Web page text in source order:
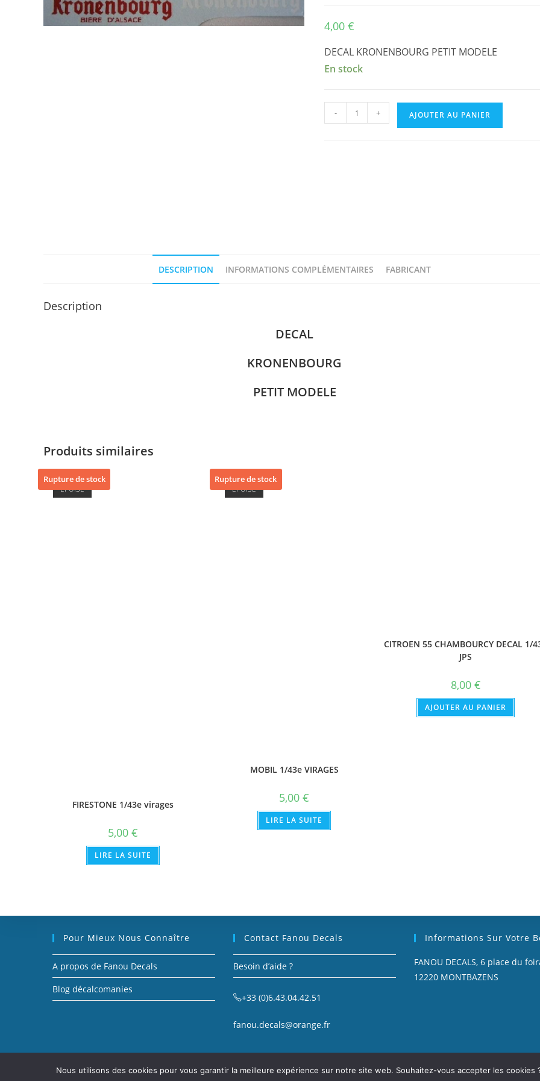
4,00€
DECAL KRONENBOURG PETIT MODELE
En stock
quantité
de
- + AJOUTER AU PANIER
DESCRIPTION INFORMATIONS COMPLÉMENTAIRES FABRICANT
Description
DECAL
KRONENBOURG
PETIT MODELE
Produits similaires
Rupture de stock
ÉPUISÉ
FIRESTONE 1/43e virages
5,00€
LIRE LA SUITE
Rupture de stock
ÉPUISÉ
MOBIL 1/43e VIRAGES
5,00€
LIRE LA SUITE
CITROEN 55 CHAMBOURCY DECAL 1/
JPS
8,00 €
AJOUTER AU PANIER
Pour Mieux Nous Connaître
A propos de Fanou Decals
Blog décalcomanies
Contact Fanou Decals
Besoin d’aide ?
+33 (0)6.43.04.42.51
fanou.decals@orange.fr
Informations Sur Votre
FANOU DECALS, 6 place du
12220 MONTBAZENS
Copyright Fanou Decals : décalcomanie, voitures miniatures, et petite voiture de collection.
Nous utilisons des cookies pour vous garantir la meilleure expérience sur notre site web. Souhaitez-vous accepter les cookies